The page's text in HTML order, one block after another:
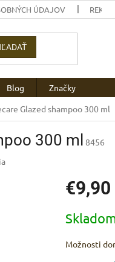
ÚDAJOV
Blog
Značky
Glazed shampoo 300 ml
300 ml 8456
€9,90
cena:
Možnosti